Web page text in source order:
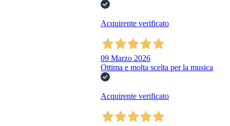
Acquirente verificato
09 Marzo 2026
Ottima e molta scelta per la musica
Acquirente verificato